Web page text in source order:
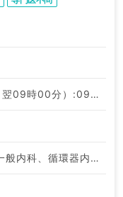
日当直（09時00分～翌09時00分）:09:00〜09:00
神経内科、精神科、一般内科、循環器内科、呼吸器内科、消化器内科、内分泌・代謝内科、腎臓内科、老年内科、科目不問